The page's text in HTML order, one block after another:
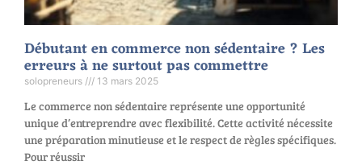
Débutant en commerce non sédentaire ? Les
erreurs à ne surtout pas commettre
solopreneurs 13 mars 2025
Le commerce non sédentaire représente une opportunité
unique d’entreprendre avec flexibilité. Cette activité nécessite
une préparation minutieuse et le respect de règles spécifiques.
Pour réussir